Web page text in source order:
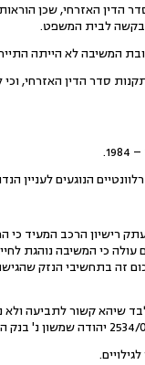
האזרחי, שכן
הבקשה לבית המשפט.
המשיבה לא הייתה
הגישו תשובה לתגובה ובה טענו כי הבקשה הוגשה בהתאם
הנוגעים לעניין
רישיון הרכב המעיד
כי המשיבה נוהגת
זה בתחשיבי הנזק
שיהא קשור לתביעה